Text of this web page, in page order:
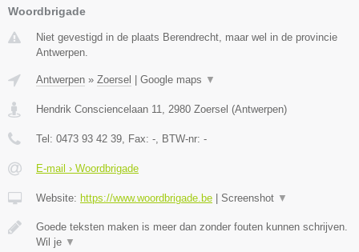
Woordbrigade
Niet gevestigd in de plaats Berendrecht, maar wel in de provincie
Antwerpen.
Antwerpen » Zoersel | Google maps ▼
Hendrik Consciencelaan 11 2980 Zoersel (Antwerpen)
Tel: 0473 93 42 39 , Fax: - , BTW-nr: -
E-mail › Woordbrigade
Website: https://www.woordbrigade.be | Screenshot ▼
Goede teksten maken is meer dan zonder fouten kunnen schrijven.
Wil je ▼